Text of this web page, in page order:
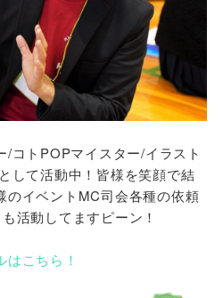
/コトPOPマイスター/イラスト
して活動中！皆様を笑顔で結
のイベントMC司会各種の依頼
活動してますピーン！
はこちら！